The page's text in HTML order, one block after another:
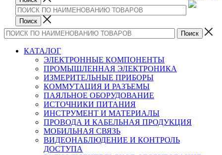
КАТАЛОГ
ЭЛЕКТРОННЫЕ КОМПОНЕНТЫ
ПРОМЫШЛЕННАЯ ЭЛЕКТРОНИКА
ИЗМЕРИТЕЛЬНЫЕ ПРИБОРЫ
КОММУТАЦИЯ И РАЗЪЕМЫ
ПАЯЛЬНОЕ ОБОРУДОВАНИЕ
ИСТОЧНИКИ ПИТАНИЯ
ИНСТРУМЕНТ И МАТЕРИАЛЫ
ПРОВОДА И КАБЕЛЬНАЯ ПРОДУКЦИЯ
МОБИЛЬНАЯ СВЯЗЬ
ВИДЕОНАБЛЮДЕНИЕ И КОНТРОЛЬ
ДОСТУПА